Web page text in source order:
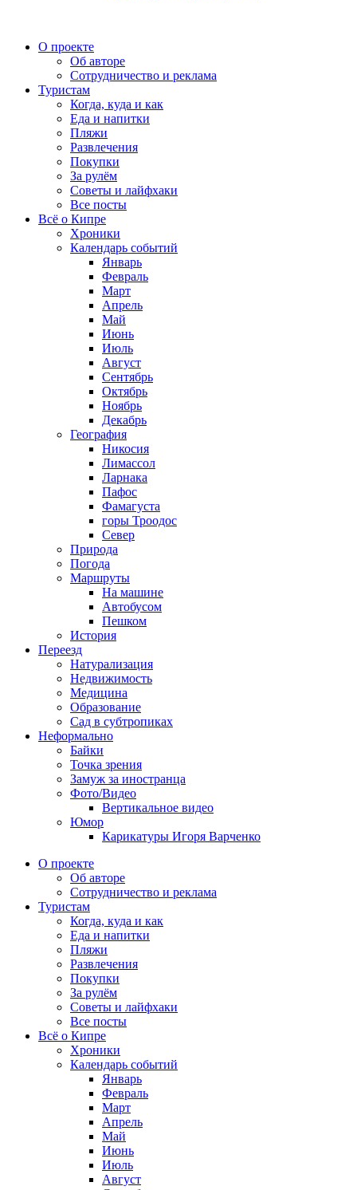
О проекте
Об авторе
Сотрудничество и реклама
Туристам
Когда, куда и как
Еда и напитки
Пляжи
Развлечения
Покупки
За рулём
Советы и лайфхаки
Все посты
Всё о Кипре
Хроники
Календарь событий
Январь
Февраль
Март
Апрель
Май
Июнь
Июль
Август
Сентябрь
Октябрь
Ноябрь
Декабрь
География
Никосия
Лимассол
Ларнака
Пафос
Фамагуста
горы Троодос
Север
Природа
Погода
Маршруты
На машине
Автобусом
Пешком
История
Переезд
Натурализация
Недвижимость
Медицина
Образование
Сад в субтропиках
Неформально
Байки
Точка зрения
Замуж за иностранца
Фото/Видео
Вертикальное видео
Юмор
Карикатуры Игоря Варченко
О проекте
Об авторе
Сотрудничество и реклама
Туристам
Когда, куда и как
Еда и напитки
Пляжи
Развлечения
Покупки
За рулём
Советы и лайфхаки
Все посты
Всё о Кипре
Хроники
Календарь событий
Январь
Февраль
Март
Апрель
Май
Июнь
Июль
Август